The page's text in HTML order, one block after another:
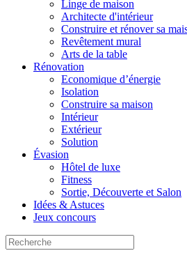
Linge de maison
Architecte d'intérieur
Construire et rénover sa
Revêtement mural
Arts de la table
Rénovation
Economique d’énergie
Isolation
Construire sa maison
Intérieur
Extérieur
Solution
Évasion
Hôtel de luxe
Fitness
Sortie, Découverte et Salon
Idées & Astuces
Jeux concours